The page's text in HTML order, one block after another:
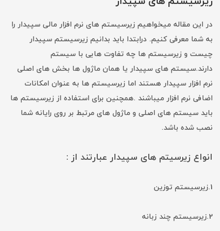
در این مقاله میخواهیم زیرسیستم های نرم افزار مالی سپیدار را
به شما معرفی کنیم. درابتدا باید بدانیم زیرسیستم سپیدار
چیست و زیرسیستم ها چه تفاوت هایی با سیستم
دارند.سیستم های سپیدار یا همان ماژول ها بخش های اصلی
نرم افزار سپیدار هستند اما زیرسیستم ها به عنوان امکانات
اضافی نرم افزار میباشند .همچنین برای استفاده از زیرسیستم ها
باید سیستم های اصلی و ماژول های مرتبط بر روی رایانه شما
نصب شده باشد.
انواع زیرسیتم های سپیدار عبارتند از :
1.زیرسیستم توزین
2.زیرسیستم چند زبانه